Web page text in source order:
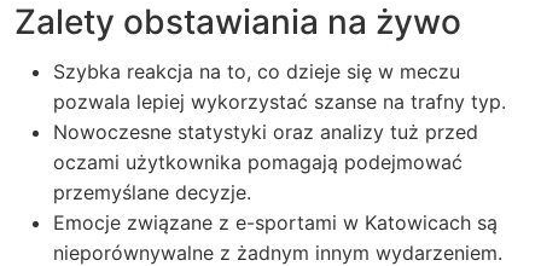
Zalety obstawiania na żywo
Szybka reakcja na to, co dzieje się w meczu
pozwala lepiej wykorzystać szanse na trafny typ.
Nowoczesne statystyki oraz analizy tuż przed
oczami użytkownika pomagają podejmować
przemyślane decyzje.
Emocje związane z e-sportami w Katowicach są
nieporównywalne z żadnym innym wydarzeniem.